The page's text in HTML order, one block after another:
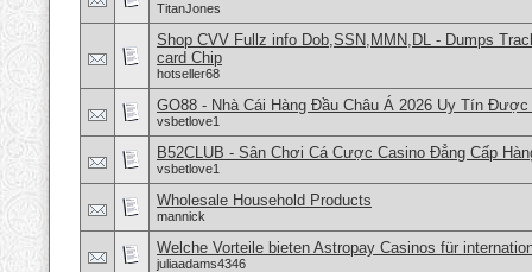
TitanJones
Shop CVV Fullz info Dob,SSN,MMN,DL - Dumps
card Chip
hotseller68
GO88 - Nhà Cái Hàng Đầu Châu Á 2026 Uy Tín
vsbetlove1
B52CLUB - Sân Chơi Cá Cược Casino Đẳng Cấp
vsbetlove1
Wholesale Household Products
mannick
Welche Vorteile bieten Astropay Casinos für
juliaadams4346